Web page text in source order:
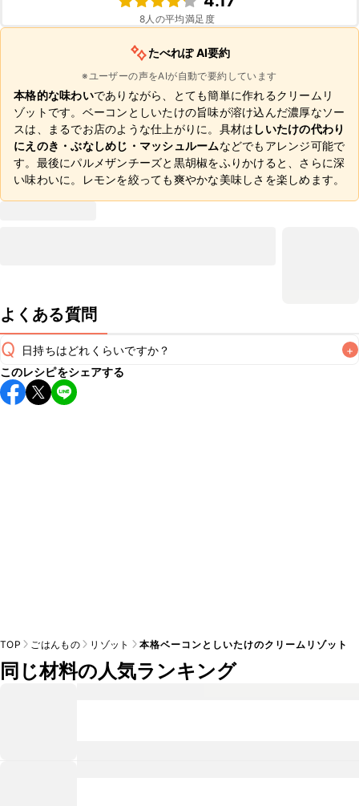
8人の平均満足度
たべれぽ AI要約
※ユーザーの声をAIが自動で要約しています
本格的な味わいでありながら、とても簡単に作れるクリームリ
ゾットです。ベーコンとしいたけの旨味が溶け込んだ濃厚なソー
スは、まるでお店のような仕上がりに。具材は しいたけの代わり
にえのき・ぶなしめじ・マッシュルームなどでもアレンジ可能で
す。最後にパルメザンチーズと黒胡椒をふりかけると、さらに深
い味わいに。レモンを絞っても爽やかな美味しさを楽しめます。
よくある質問
Q 日持ちはどれくらいですか？ +
こちらのレシピは出来たてをお召し上がりいただくことをお
すすめします。
このレシピをシェアする
TOP ごはんもの リゾット 本格ベーコンとしいたけのクリームリゾット
同じ材料の人気ランキング